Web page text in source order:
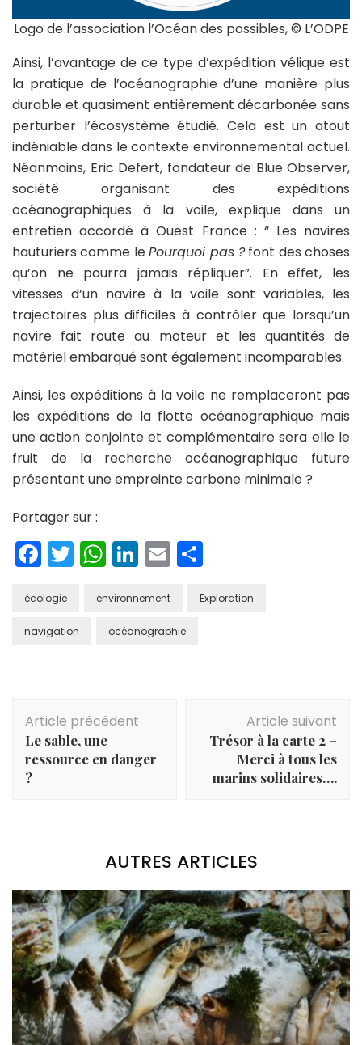
Logo de l’association l’Océan des possibles, © L’ODPE
Ainsi, l’avantage de ce type d’expédition vélique est
la pratique de l’océanographie d’une manière plus
durable et quasiment entièrement décarbonée sans
perturber l’écosystème étudié. Cela est un atout
indéniable dans le contexte environnemental actuel.
Néanmoins, Eric Defert, fondateur de Blue Observer,
société organisant des expéditions
océanographiques à la voile, explique dans un
entretien accordé à Ouest France : “ Les navires
hauturiers comme lePourquoi pas ?font des choses
qu’on ne pourra jamais répliquer”. En effet, les
vitesses d’un navire à la voile sont variables, les
trajectoires plus difficiles à contrôler que lorsqu’un
navire fait route au moteur et les quantités de
matériel embarqué sont également incomparables.
Ainsi, les expéditions à la voile ne remplaceront pas
les expéditions de la flotte océanographique mais
une action conjointe et complémentaire sera elle le
fruit de la recherche océanographique future
présentant une empreinte carbone minimale ?
Partager sur :
Facebook
Twitter
WhatsApp
LinkedIn
Email
écologie environnement Exploration
navigation océanographie
Navigation
d'article
Article précédent
Le sable, une
ressource en danger
?
Article suivant
Trésor à la carte 2 –
Merci à tous les
marins solidaires….
AUTRES ARTICLES